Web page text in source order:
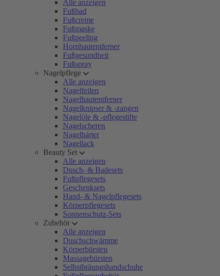
Alle anzeigen
Fußbad
Fußcreme
Fußmaske
Fußpeeling
Hornhautentferner
Fußgesundheit
Fußspray
Nagelpflege
Alle anzeigen
Nagelfeilen
Nagelhautentferner
Nagelknipser & -zangen
Nagelöle & -pflegestifte
Nagelscheren
Nagelhärter
Nagellack
Beauty Set
Alle anzeigen
Dusch- & Badesets
Fußpflegesets
Geschenksets
Hand- & Nagelpflegesets
Körperpflegesets
Sonnenschutz-Sets
Zubehör
Alle anzeigen
Duschschwämme
Körperbürsten
Massagebürsten
Selbstbräungshandschuhe